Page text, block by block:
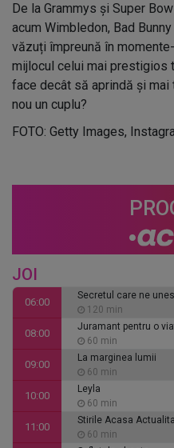
De la Grammys și Super
acum Wimbledon, Bad
văzuți împreună în
mijlocul celui mai prestigios
face decât să aprindă și mai
nou un cuplu?
FOTO: Getty Images,
JOI
06:00
Secretul care ne
120 min
08:00
Juramant pentru o
60 min
09:00
La marginea lumii
60 min
10:00
Leyla
60 min
11:00
Stirile Acasa
60 min